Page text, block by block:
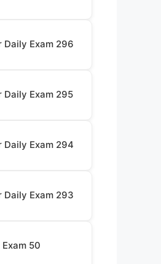
Daily Exam 296
Daily Exam 295
Daily Exam 294
Daily Exam 293
50